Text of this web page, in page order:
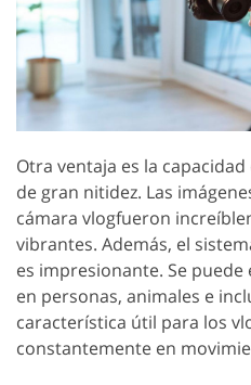
Otra ventaja es la
de gran nitidez. Las
cámara vlogfueron
vibrantes. Además, el
es impresionante. Se
en personas, animales e
característica útil para los
constantemente en